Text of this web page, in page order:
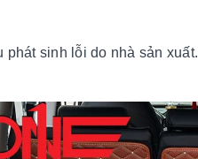
phát sinh lỗi do nhà sản xuất.